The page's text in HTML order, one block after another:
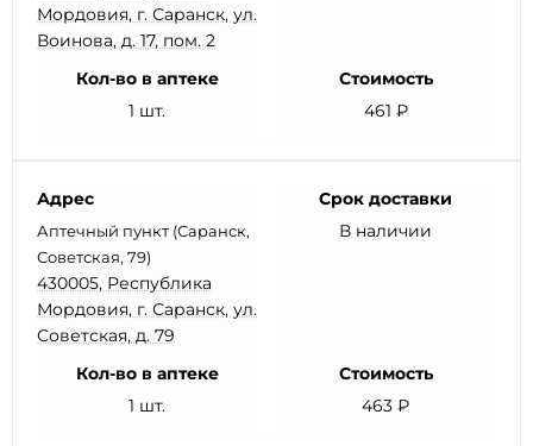
Мордовия, г. Саранск, ул.
Воинова, д. 17, пом. 2
Кол-во в аптеке
1 шт.
Стоимость
461 ₽
Адрес
Аптечный пункт (Саранск,
Советская, 79)
430005, Республика
Мордовия, г. Саранск, ул.
Советская, д. 79
Срок доставки
В наличии
Кол-во в аптеке
1 шт.
Стоимость
463 ₽